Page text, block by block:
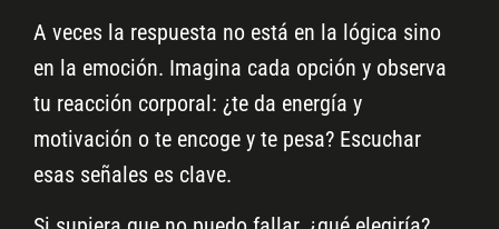
A veces la respuesta no está en la lógica sino
en la emoción. Imagina cada opción y observa
tu reacción corporal: ¿te da energía y
motivación o te encoge y te pesa? Escuchar
esas señales es clave.